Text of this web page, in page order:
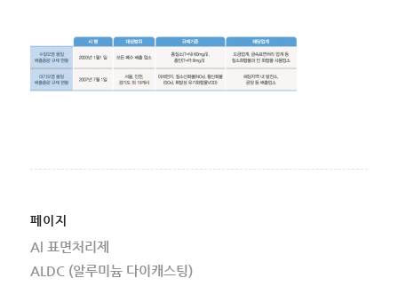
페이지
Al 표면처리제
ALDC (알루미늄 다이캐스팅)